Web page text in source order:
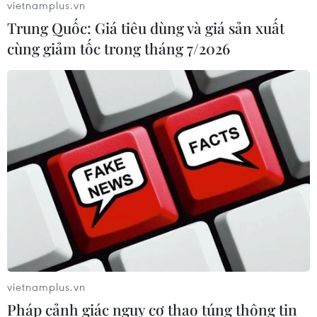
Người từng là luật sư riêng của Tổng
thống Trump trở thành Bộ trưởng Tư
pháp Mỹ
08/08/2026 23:28
Thượng viện Mỹ thông qua luật ngân
sách tránh nguy cơ chính phủ đóng
cửa
08/08/2026 13:31
Thượng viện Mỹ thông qua dự luật
trừng phạt Nga
08/08/2026 03:50
vietnamplus.vn
Trung Quốc: Giá tiêu dùng và giá sản xuất
cùng giảm tốc trong tháng 7/2026
vietnamplus.vn
Pháp cảnh giác nguy cơ thao túng thông tin